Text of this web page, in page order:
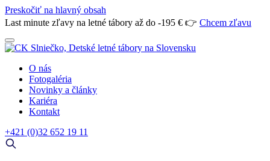
Preskočiť na hlavný obsah
Last minute zľavy na letné tábory až do -195 € 👉 Chcem zľavu
O nás
Fotogaléria
Novinky a články
Kariéra
Kontakt
+421 (0)32 652 19 11